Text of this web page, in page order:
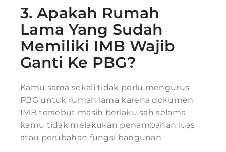
3. Apakah Rumah
Lama Yang Sudah
Memiliki IMB Wajib
Ganti Ke PBG?
Kamu sama sekali tidak perlu mengurus
PBG untuk rumah lama karena dokumen
IMB tersebut masih berlaku sah selama
kamu tidak melakukan penambahan luas
atau perubahan fungsi bangunan